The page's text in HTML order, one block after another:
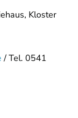
Kloster
/ Tel. 0541